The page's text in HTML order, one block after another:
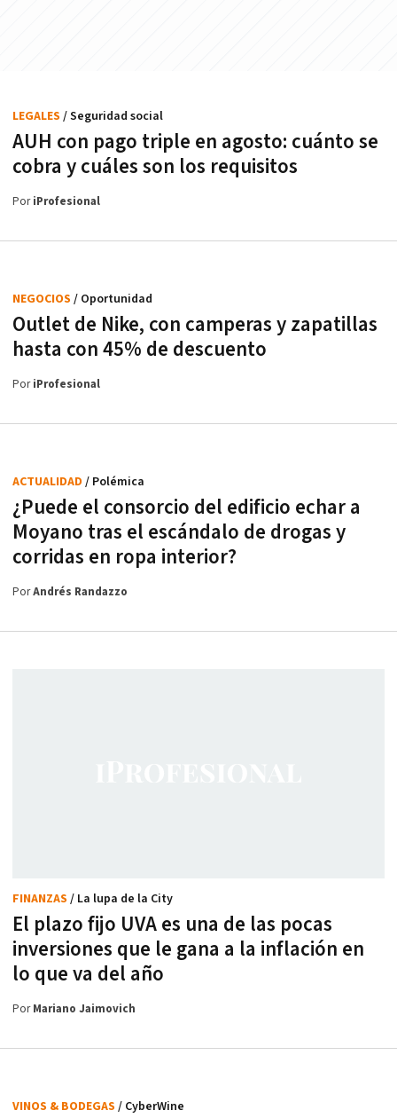
AUH con pago triple en agosto: cuánto se
cobra y cuáles son los requisitos
LEGALES / Seguridad social
PoriProfesional
Outlet de Nike, con camperas y zapatillas
hasta con 45% de descuento
NEGOCIOS / Oportunidad
PoriProfesional
¿Puede el consorcio del edificio echar a
Moyano tras el escándalo de drogas y
corridas en ropa interior?
ACTUALIDAD / Polémica
PorAndrés Randazzo
El plazo fijo UVA es una de las pocas
inversiones que le gana a la inflación en
lo que va del año
FINANZAS / La lupa de la City
PorMariano Jaimovich
VINOS & BODEGAS / CyberWine